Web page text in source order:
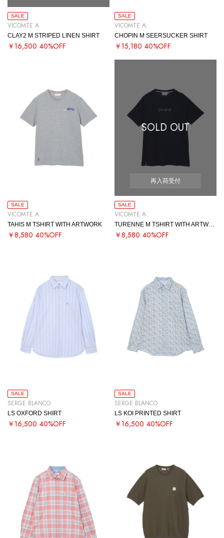
SALE
VICOMTE A.
CLAY2 M STRIPED LINEN SHIRT
￥16,500 40%OFF
SALE
VICOMTE A.
CHOPIN M SEERSUCKER SHIRT
￥15,180 40%OFF
SALE
VICOMTE A.
TAHIS M TSHIRT WITH ARTWORK
￥8,580 40%OFF
SOLD OUT
再入荷受付
SALE
VICOMTE A.
TURENNE M TSHIRT WITH ARTWORK
￥8,580 40%OFF
SALE
SERGE BLANCO
LS OXFORD SHIRT
￥16,500 40%OFF
SALE
SERGE BLANCO
LS KOI PRINTED SHIRT
￥16,500 40%OFF